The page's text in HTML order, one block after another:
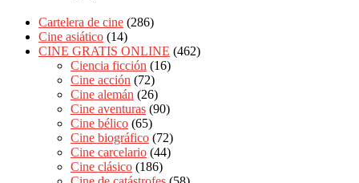
Cartelera de cine (286)
Cine asiático (14)
CINE GRATIS ONLINE (462)
Ciencia ficción (16)
Cine acción (72)
Cine alemán (26)
Cine aventuras (90)
Cine bélico (65)
Cine biográfico (72)
Cine carcelario (44)
Cine clásico (186)